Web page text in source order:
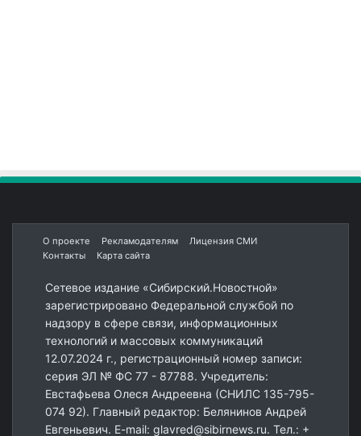
О проекте Рекламодателям
Лицензия СМИ
Контакты
Карта сайта
Сетевое издание «Сибирский.Новостной»
зарегистрировано Федеральной службой по
надзору в сфере связи, информационных
технологий и массовых коммуникаций
12.07.2024 г., регистрационный номер записи:
серия ЭЛ № ФС 77 - 87788. Учредитель:
Евстафьева Олеся Андреевна (СНИЛС 135-795-
074 92). Главный редактор: Белянинов Андрей
Евгеньевич. E-mail: glavred@sibirnews.ru. Тел.: +